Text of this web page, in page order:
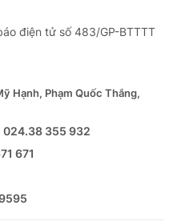
điện tử số 483/GP-BTTTT
Hạnh, Phạm Quốc Thắng,
355 932
671